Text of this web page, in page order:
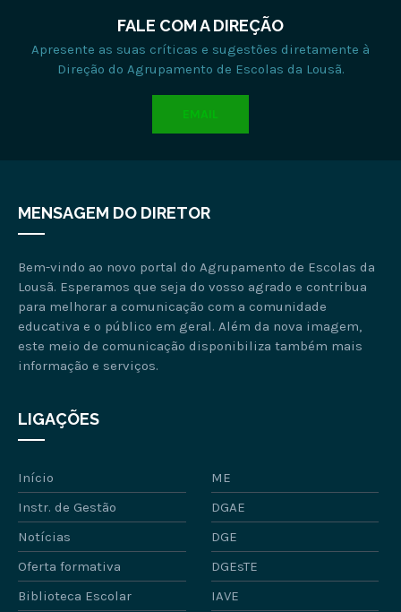
FALE COM A DIREÇÃO
Apresente as suas críticas e sugestões diretamente à
Direção do Agrupamento de Escolas da Lousã.
EMAIL
MENSAGEM DO DIRETOR
Bem-vindo ao novo portal do Agrupamento de Escolas da
Lousã. Esperamos que seja do vosso agrado e contribua
para melhorar a comunicação com a comunidade
educativa e o público em geral. Além da nova imagem,
este meio de comunicação disponibiliza também mais
informação e serviços.
LIGAÇÕES
Início
ME
Instr. de Gestão
DGAE
Notícias
DGE
Oferta formativa
DGEsTE
Biblioteca Escolar
IAVE